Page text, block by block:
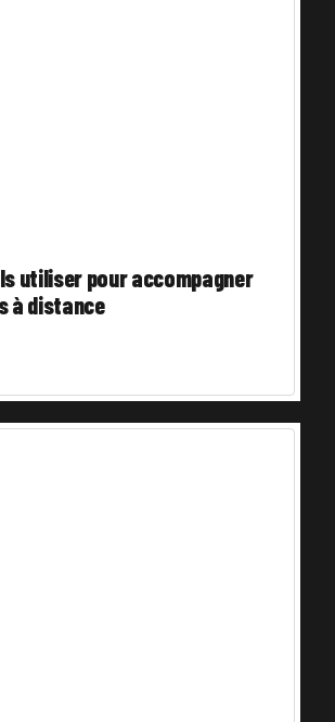
utiliser pour accompagner
à distance